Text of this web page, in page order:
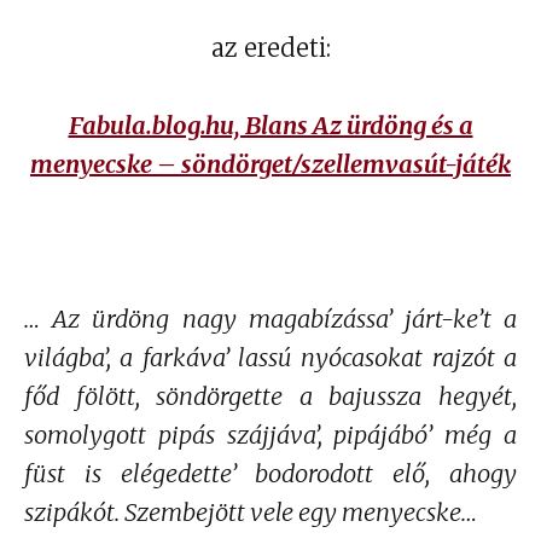
az eredeti:
Fabula.blog.hu, Blans Az ürdöng és a
menyecske – söndörget/szellemvasút-játék
… Az ürdöng nagy magabízássa’ járt-ke’t a
világba’, a farkáva’ lassú nyócasokat rajzót a
főd fölött, söndörgette a bajussza hegyét,
somolygott pipás szájjáva’, pipájábó’ még a
füst is elégedette’ bodorodott elő, ahogy
szipákót. Szembejött vele egy menyecske…